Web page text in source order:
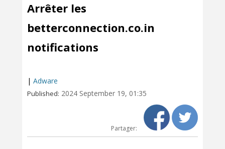
Arrêter les
betterconnection.co.in
notifications
| Adware
Published: 2024 September 19, 01:35
Partager: